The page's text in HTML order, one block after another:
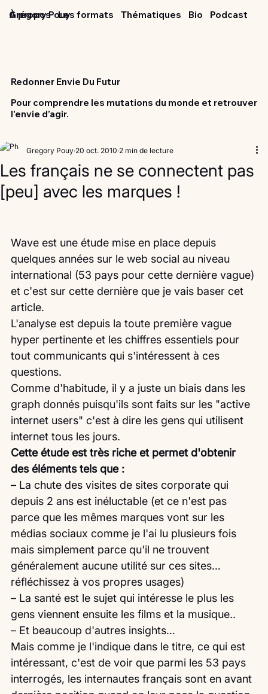
Grégory Pouy
À propos Les formats Thématiques Podcast
Bio
Redonner Envie Du Futur
Pour comprendre les mutations du monde et retrouver
l'envie d’agir.
Les français ne se connectent pas
[peu] avec les marques !
Gregory Pouy 20 oct. 2010 2 min de lecture
Wave est une étude mise en place depuis
quelques années sur le web social au niveau
international (53 pays pour cette dernière vague)
et c'est sur cette dernière que je vais baser cet
article.
L'analyse est depuis la toute première vague
hyper pertinente et les chiffres essentiels pour
tout communicants qui s'intéressent à ces
questions.
Comme d'habitude, il y a juste un biais dans les
graph donnés puisqu'ils sont faits sur les "active
internet users" c'est à dire les gens qui utilisent
internet tous les jours.
Cette étude est très riche et permet d'obtenir
des éléments tels que :
– La chute des visites de sites corporate qui
depuis 2 ans est inéluctable (et ce n'est pas
parce que les mêmes marques vont sur les
médias sociaux comme je l'ai lu plusieurs fois
mais simplement parce qu'il ne trouvent
généralement aucune utilité sur ces sites…
réfléchissez à vos propres usages)
– La santé est le sujet qui intéresse le plus les
gens viennent ensuite les films et la musique..
– Et beaucoup d'autres insights…
Mais comme je l'indique dans le titre, ce qui est
intéressant, c'est de voir que parmi les 53 pays
interrogés, les internautes français sont en avant